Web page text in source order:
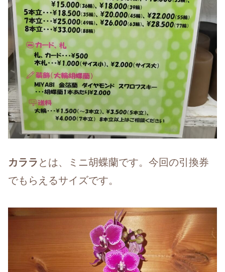
カララ とは、ミニ胡蝶蘭です。今回の引換券
でもらえるサイズです。